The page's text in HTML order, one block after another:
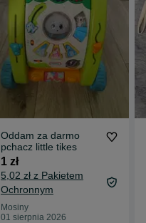
Oddam za darmo
pchacz little tikes
1 zł
5,02 zł z Pakietem
Ochronnym
Mosiny
01 sierpnia 2026